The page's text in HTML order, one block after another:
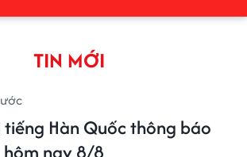
TIN MỚI
tiếng Hàn Quốc thông báo
nay 8/8